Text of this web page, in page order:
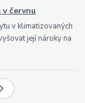
červnu
v klimatizovaných
její nároky na